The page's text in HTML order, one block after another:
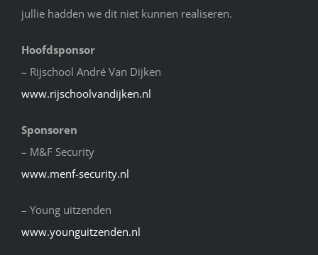
jullie hadden we dit niet kunnen realiseren.
Hoofdsponsor
– Rijschool André Van Dijken
www.rijschoolvandijken.nl
Sponsoren
– M&F Security
www.menf-security.nl
– Young uitzenden
www.younguitzenden.nl